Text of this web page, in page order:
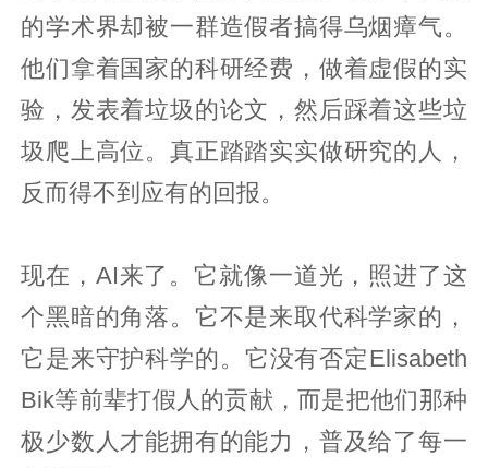
的学术界却被一群造假者搞得乌烟瘴气。
他们拿着国家的科研经费，做着虚假的实
验，发表着垃圾的论文，然后踩着这些垃
圾爬上高位。真正踏踏实实做研究的人，
反而得不到应有的回报。
现在，AI来了。它就像一道光，照进了这
个黑暗的角落。它不是来取代科学家的，
它是来守护科学的。它没有否定Elisabeth
Bik等前辈打假人的贡献，而是把他们那种
极少数人才能拥有的能力，普及给了每一